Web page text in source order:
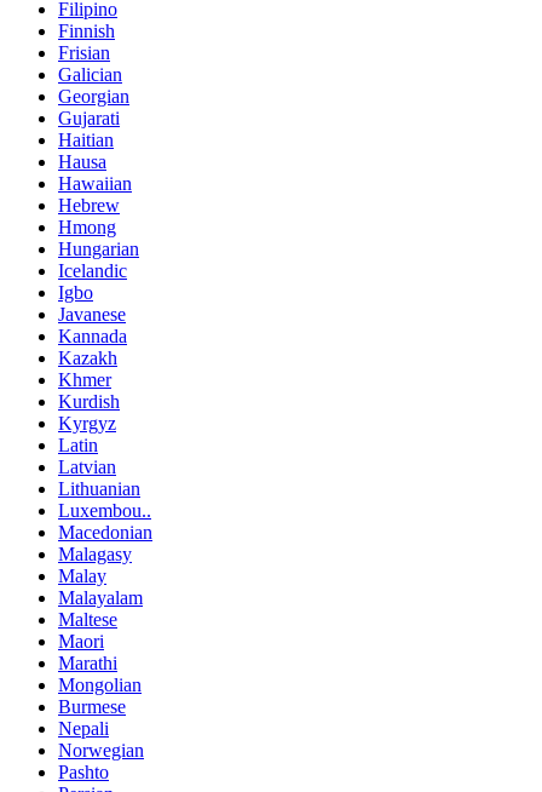
Filipino
Finnish
Frisian
Galician
Georgian
Gujarati
Haitian
Hausa
Hawaiian
Hebrew
Hmong
Hungarian
Icelandic
Igbo
Javanese
Kannada
Kazakh
Khmer
Kurdish
Kyrgyz
Latin
Latvian
Lithuanian
Luxembou..
Macedonian
Malagasy
Malay
Malayalam
Maltese
Maori
Marathi
Mongolian
Burmese
Nepali
Norwegian
Pashto